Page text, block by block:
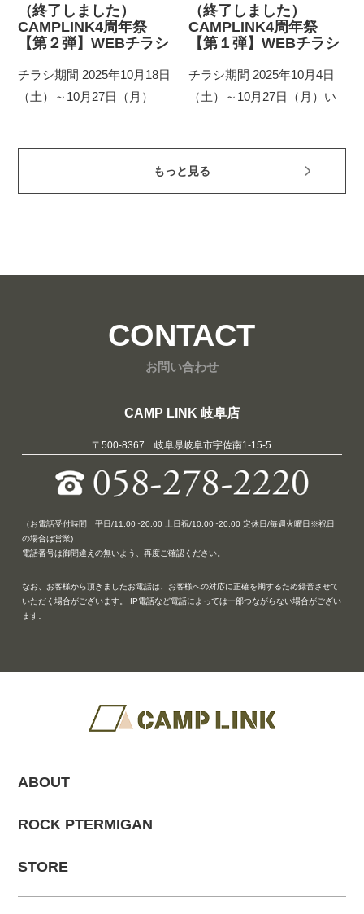
（終了しました）
CAMPLINK4周年祭
【第２弾】WEBチラシ
チラシ期間 2025年10月18日
（土）～10月27日（月）
（終了しました）
CAMPLINK4周年祭
【第１弾】WEBチラシ
チラシ期間 2025年10月4日
（土）～10月27日（月）い
もっと見る
CONTACT
お問い合わせ
CAMP LINK 岐阜店
〒500-8367 岐阜県岐阜市宇佐南1-15-5
（お電話受付時間 平日/11:00~20:00 土日祝/10:00~20:00 定休日/毎週火曜日※祝日
の場合は営業)
電話番号は御間違えの無いよう、再度ご確認ください。
なお、お客様から頂きましたお電話は、お客様への対応に正確を期するため録音させて
いただく場合がございます。 IP電話など電話によっては一部つながらない場合がござい
ます。
ABOUT
ROCK PTERMIGAN
STORE